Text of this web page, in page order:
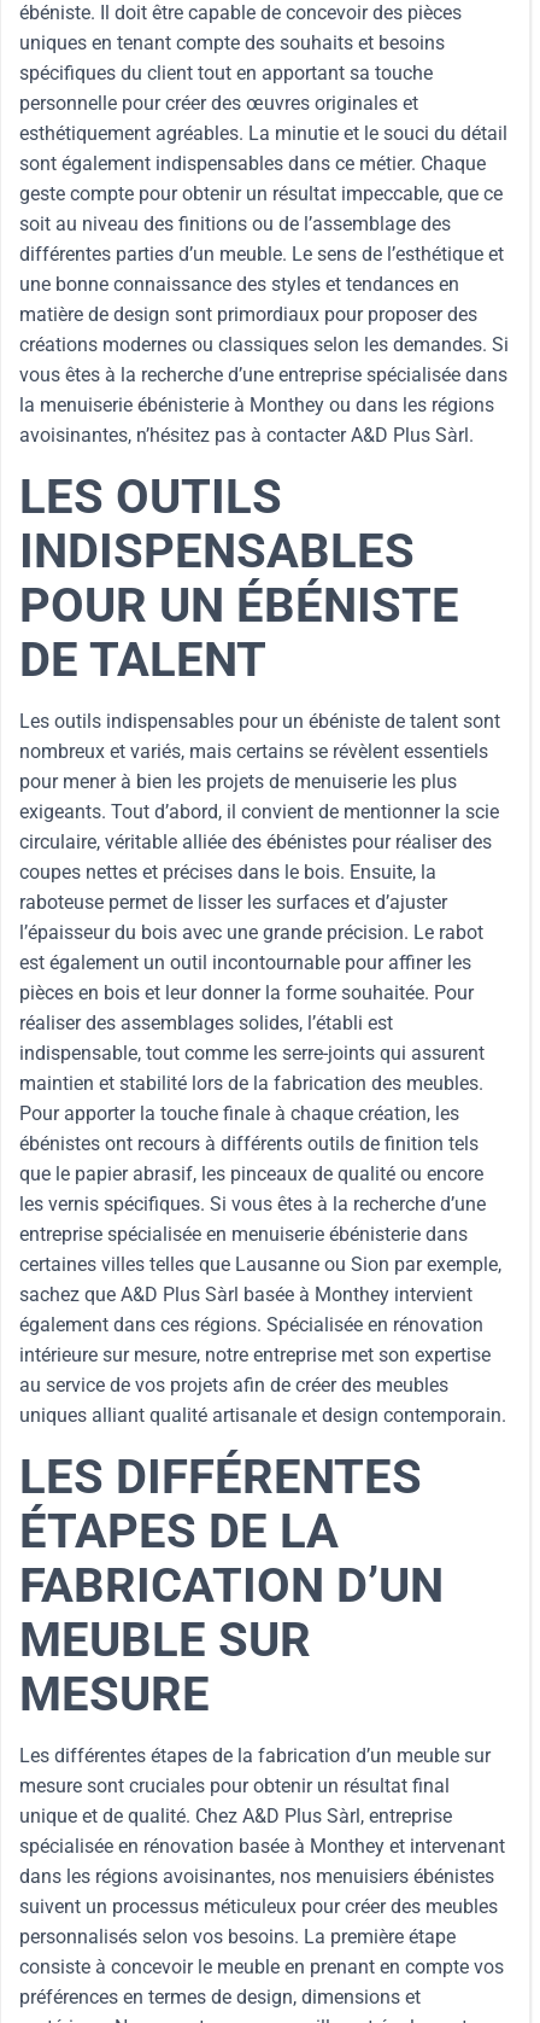
ébéniste. Il doit être capable de concevoir des pièces
uniques en tenant compte des souhaits et besoins
spécifiques du client tout en apportant sa touche
personnelle pour créer des œuvres originales et
esthétiquement agréables. La minutie et le souci du détail
sont également indispensables dans ce métier. Chaque
geste compte pour obtenir un résultat impeccable, que ce
soit au niveau des finitions ou de l’assemblage des
différentes parties d’un meuble. Le sens de l’esthétique et
une bonne connaissance des styles et tendances en
matière de design sont primordiaux pour proposer des
créations modernes ou classiques selon les demandes. Si
vous êtes à la recherche d’une entreprise spécialisée dans
la menuiserie ébénisterie à Monthey ou dans les régions
avoisinantes, n’hésitez pas à contacter A&D Plus Sàrl.
LES OUTILS
INDISPENSABLES
POUR UN ÉBÉNISTE
DE TALENT
Les outils indispensables pour un ébéniste de talent sont
nombreux et variés, mais certains se révèlent essentiels
pour mener à bien les projets de menuiserie les plus
exigeants. Tout d’abord, il convient de mentionner la scie
circulaire, véritable alliée des ébénistes pour réaliser des
coupes nettes et précises dans le bois. Ensuite, la
raboteuse permet de lisser les surfaces et d’ajuster
l’épaisseur du bois avec une grande précision. Le rabot
est également un outil incontournable pour affiner les
pièces en bois et leur donner la forme souhaitée. Pour
réaliser des assemblages solides, l’établi est
indispensable, tout comme les serre-joints qui assurent
maintien et stabilité lors de la fabrication des meubles.
Pour apporter la touche finale à chaque création, les
ébénistes ont recours à différents outils de finition tels
que le papier abrasif, les pinceaux de qualité ou encore
les vernis spécifiques. Si vous êtes à la recherche d’une
entreprise spécialisée en menuiserie ébénisterie dans
certaines villes telles que Lausanne ou Sion par exemple,
sachez que A&D Plus Sàrl basée à Monthey intervient
également dans ces régions. Spécialisée en rénovation
intérieure sur mesure, notre entreprise met son expertise
au service de vos projets afin de créer des meubles
uniques alliant qualité artisanale et design contemporain.
LES DIFFÉRENTES
ÉTAPES DE LA
FABRICATION D’UN
MEUBLE SUR
MESURE
Les différentes étapes de la fabrication d’un meuble sur
mesure sont cruciales pour obtenir un résultat final
unique et de qualité. Chez A&D Plus Sàrl, entreprise
spécialisée en rénovation basée à Monthey et intervenant
dans les régions avoisinantes, nos menuisiers ébénistes
suivent un processus méticuleux pour créer des meubles
personnalisés selon vos besoins. La première étape
consiste à concevoir le meuble en prenant en compte vos
préférences en termes de design, dimensions et